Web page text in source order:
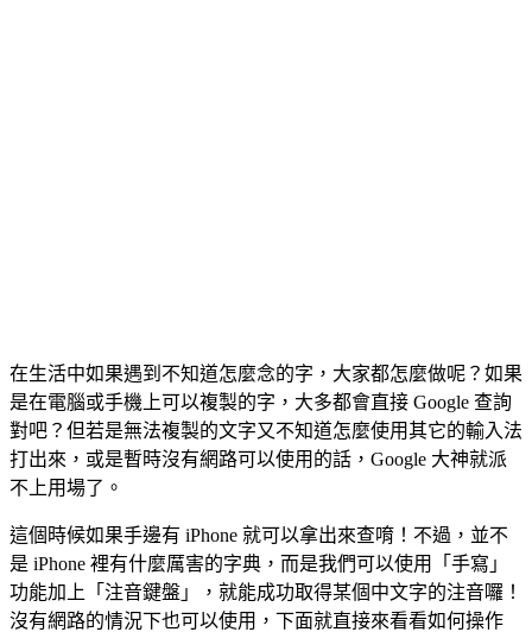
在生活中如果遇到不知道怎麼念的字，大家都怎麼做呢？如果
是在電腦或手機上可以複製的字，大多都會直接 Google 查詢
對吧？但若是無法複製的文字又不知道怎麼使用其它的輸入法
打出來，或是暫時沒有網路可以使用的話，Google 大神就派
不上用場了。
這個時候如果手邊有 iPhone 就可以拿出來查唷！不過，並不
是 iPhone 裡有什麼厲害的字典，而是我們可以使用「手寫」
功能加上「注音鍵盤」，就能成功取得某個中文字的注音囉！
沒有網路的情況下也可以使用，下面就直接來看看如何操作